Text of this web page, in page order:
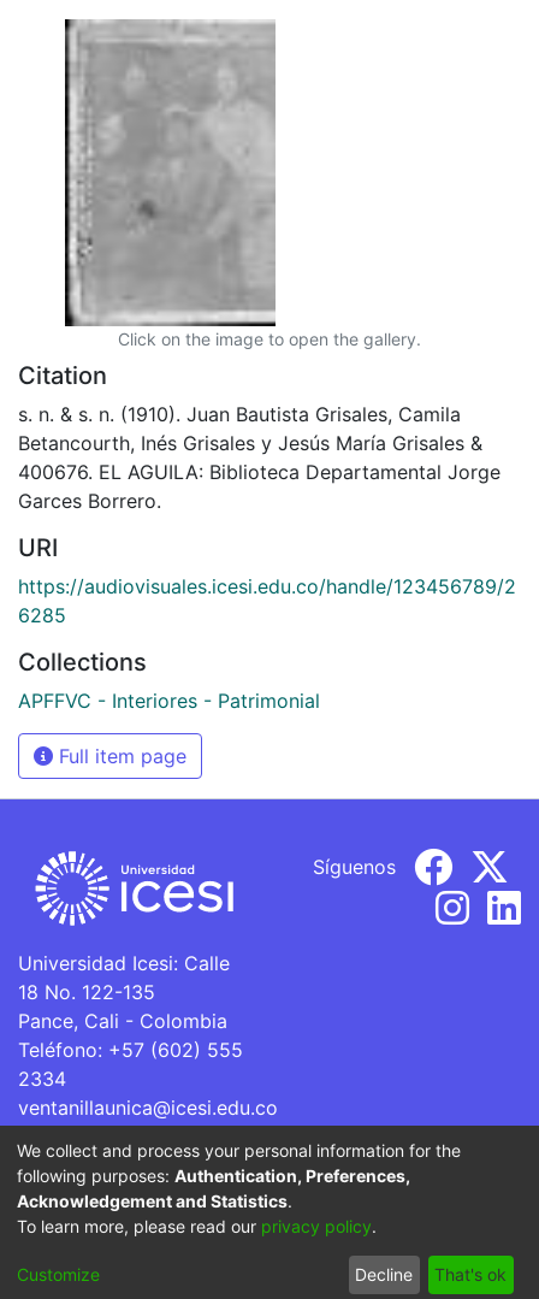
Click on the image to open the gallery.
Citation
s. n. & s. n. (1910). Juan Bautista Grisales, Camila
Betancourth, Inés Grisales y Jesús María Grisales &
400676. EL AGUILA: Biblioteca Departamental Jorge
Garces Borrero.
URI
https://audiovisuales.icesi.edu.co/handle/123456789/2
6285
Collections
APFFVC - Interiores - Patrimonial
Full item page
Universidad Icesi: Calle
18 No. 122-135
Pance, Cali - Colombia
Teléfono: +57 (602) 555
2334
ventanillaunica@icesi.edu.co
Síguenos
La Universidad Icesi es una Institución de Educación
Superior que se encuentra sujeta a inspección y vigilancia
por parte del Ministerio de Educación Nacional.
Cookie
End User
Agreement
Send
Feedback
We collect and process your personal information for the
following purposes: Authentication, Preferences,
Acknowledgement and Statistics.
To learn more, please read our privacy policy.
Customize Decline That's ok